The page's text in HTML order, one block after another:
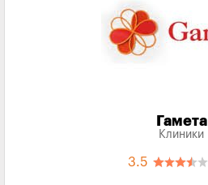
Гамета
Клиники
3.5